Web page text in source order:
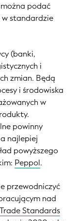
podać
w standardzie
(banki,
i
zmian. Będą
i środowiska
w
powinny
najlepiej
powyższego
Peppol.
przewodniczyć
nad
Standards